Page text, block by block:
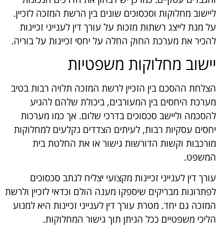
ליישוב מחלוקות וסכסוכים שונים בין הרשת המזכה לזכיין.
על מנת לייצג רשתות מזכות על עורך דין לענייני זכיינות
להכיר את מערכת החוק החלה על יחסי זכיינות על בוריה.
יישוב מחלוקות משפטיות
הצלחת ההסכם בין הזכיין לרשת המזכה תלויה רבות בטיב
מערכת היחסים בין המעורבים, ביכולת שלהם להגיע
להסכמה וליישב סכסוכים בדרכי שלום. אך כמו מערכות
יחסים עסקיות רבות, לעיתים הצדדים נקלעים למחלוקות
מורכבות וקשות הדורשות גישור או את החלטת בית
המשפט.
עורך דין לענייני זכיינות מקצועי יצליח לנתב סכסוכים
לפתרונות מבריקים שיספקו מענה הולם וכדאי לזכיין ולרשת
המזכה גם יחד. מטרת עורך דין לענייני זכיינות היא למנוע
הליכי משפטיים ככל הניתן תוך גישור המחלוקות.